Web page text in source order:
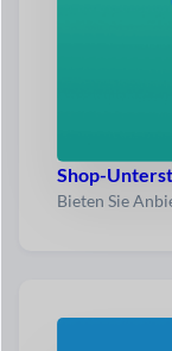
Shop-
Bieten Sie